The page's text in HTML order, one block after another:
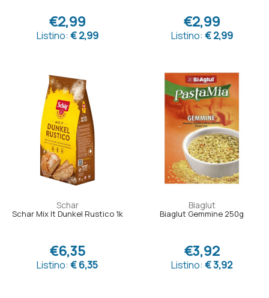
€2,99
Listino: € 2,99
€2,99
Listino: € 2,99
Schar
Schar Mix It Dunkel Rustico 1k
€6,35
Listino: € 6,35
Biaglut
Biaglut Gemmine 250g
€3,92
Listino: € 3,92